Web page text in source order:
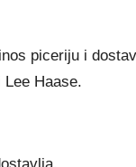
piceriju i
Haase.